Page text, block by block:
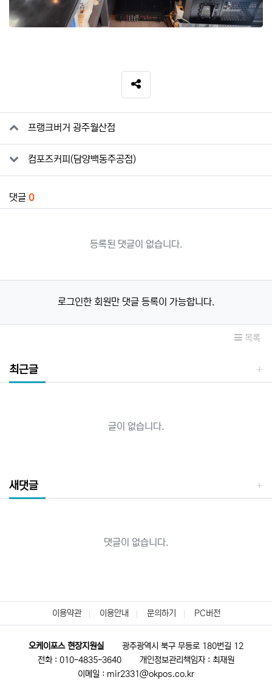
SNS 공유
관련자료프랭크버거 광주월산점
컴포즈커피(담양백동주공점)
댓글 0
등록된 댓글이 없습니다.
로그인한 회원만 댓글 등록이 가능합니다.
목록
최근글
글이 없습니다.
새댓글
댓글이 없습니다.
이용약관 이용안내 문의하기 PC버전
오케이포스 현장지원실
광주광역시 북구 무등로 180번길 12
전화 : 010-4835-3640
개인정보관리책임자 : 최재원
이메일 : mir2331@okpos.co.kr